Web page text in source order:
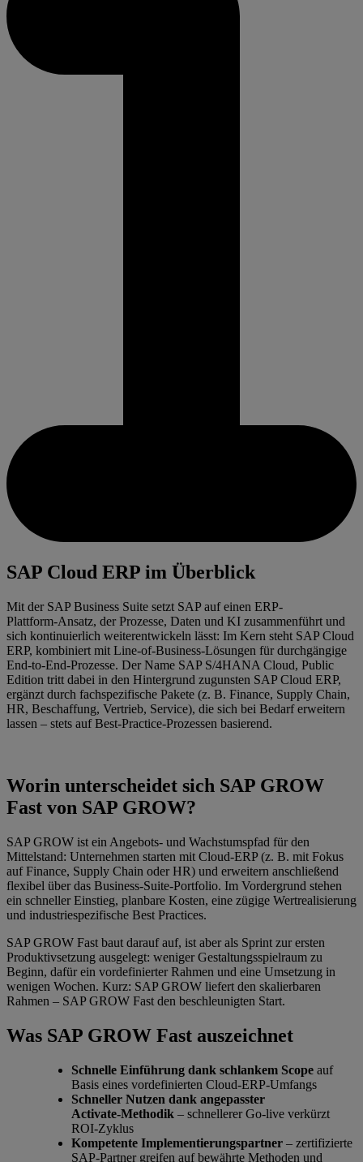
SAP Cloud ERP im Überblick
Mit der SAP Business Suite setzt SAP auf einen ERP-
Plattform‑Ansatz, der Prozesse, Daten und KI zusammenführt und
sich kontinuierlich weiterentwickeln lässt: Im Kern steht SAP Cloud
ERP, kombiniert mit Line-of-Business‑Lösungen für durchgängige
End-to-End‑Prozesse. Der Name SAP S/4HANA Cloud, Public
Edition tritt dabei in den Hintergrund zugunsten SAP Cloud ERP,
ergänzt durch fachspezifische Pakete (z. B. Finance, Supply Chain,
HR, Beschaffung, Vertrieb, Service), die sich bei Bedarf erweitern
lassen – stets auf Best‑Practice‑Prozessen basierend.
Worin unterscheidet sich SAP GROW
Fast von SAP GROW?
SAP GROW ist ein Angebots‑ und Wachstumspfad für den
Mittelstand: Unternehmen starten mit Cloud‑ERP (z. B. mit Fokus
auf Finance, Supply Chain oder HR) und erweitern anschließend
flexibel über das Business‑Suite‑Portfolio. Im Vordergrund stehen
ein schneller Einstieg, planbare Kosten, eine zügige Wertrealisierung
und industriespezifische Best Practices.
SAP GROW Fast baut darauf auf, ist aber als Sprint zur ersten
Produktivsetzung ausgelegt: weniger Gestaltungsspielraum zu
Beginn, dafür ein vordefinierter Rahmen und eine Umsetzung in
wenigen Wochen. Kurz: SAP GROW liefert den skalierbaren
Rahmen – SAP GROW Fast den beschleunigten Start.
Was SAP GROW Fast auszeichnet
Schnelle Einführung dank schlankem Scope auf
Basis eines vordefinierten Cloud-ERP-Umfangs
Schneller Nutzen dank angepasster
Activate‑Methodik – schnellerer Go‑live verkürzt
ROI-Zyklus
Kompetente Implementierungspartner – zertifizierte
SAP-Partner greifen auf bewährte Methoden und